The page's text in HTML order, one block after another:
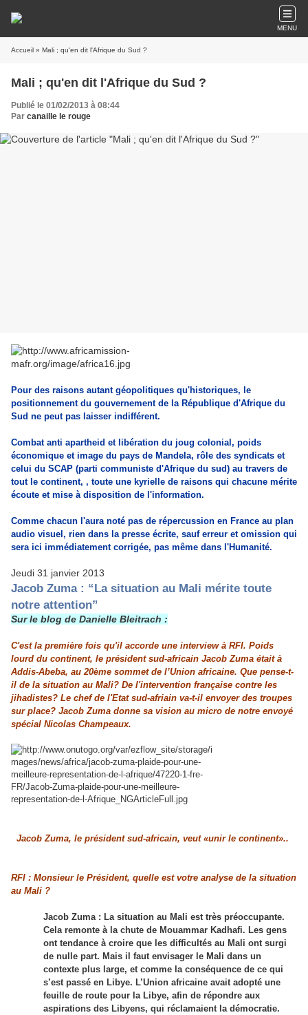
MENU
Accueil » Mali ; qu'en dit l'Afrique du Sud ?
Mali ; qu'en dit l'Afrique du Sud ?
Publié le 01/02/2013 à 08:44
Par canaille le rouge
Pour des raisons autant géopolitiques qu'historiques, le
positionnement du gouvernement de la République d'Afrique du
Sud ne peut pas laisser indifférent.
Combat anti apartheid et libération du joug colonial, poids
économique et image du pays de Mandela, rôle des syndicats et
celui du SCAP (parti communiste d'Afrique du sud) au travers de
tout le continent, , toute une kyrielle de raisons qui chacune mérite
écoute et mise à disposition de l'information.
Comme chacun l'aura noté pas de répercussion en France au plan
audio visuel, rien dans la presse écrite, sauf erreur et omission qui
sera ici immédiatement corrigée, pas même dans l'Humanité.
Jeudi 31 janvier 2013
Jacob Zuma : “La situation au Mali mérite toute
notre attention”
Sur le blog de Danielle Bleitrach :
C'est la première fois qu'il accorde une interview à RFI. Poids
lourd du continent, le président sud-africain Jacob Zuma était à
Addis-Abeba, au 20ème sommet de l’Union africaine. Que pense-t-
il de la situation au Mali? De l'intervention française contre les
jihadistes? Le chef de l'Etat sud-afriain va-t-il envoyer des troupes
sur place? Jacob Zuma donne sa vision au micro de notre envoyé
spécial Nicolas Champeaux.
Jacob Zuma, le président sud-africain, veut «unir le continent»..
RFI : Monsieur le Président, quelle est votre analyse de la situation
au Mali ?
Jacob Zuma : La situation au Mali est très préoccupante.
Cela remonte à la chute de Mouammar Kadhafi. Les gens
ont tendance à croire que les difficultés au Mali ont surgi
de nulle part. Mais il faut envisager le Mali dans un
contexte plus large, et comme la conséquence de ce qui
s’est passé en Libye. L’Union africaine avait adopté une
feuille de route pour la Libye, afin de répondre aux
aspirations des Libyens, qui réclamaient la démocratie.